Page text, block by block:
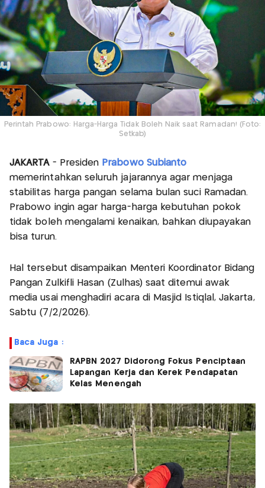
Perintah Prabowo: Harga-Harga Tidak Boleh Naik saat Ramadan! (Foto:
Setkab)
JAKARTA- Presiden Prabowo Subianto
memerintahkan seluruh jajarannya agar menjaga
stabilitas harga pangan selama bulan suci Ramadan.
Prabowo ingin agar harga-harga kebutuhan pokok
tidak boleh mengalami kenaikan, bahkan diupayakan
bisa turun.
Hal tersebut disampaikan Menteri Koordinator Bidang
Pangan Zulkifli Hasan (Zulhas) saat ditemui awak
media usai menghadiri acara di Masjid Istiqlal, Jakarta,
Sabtu (7/2/2026).
Baca Juga :
RAPBN 2027 Didorong Fokus Penciptaan
Lapangan Kerja dan Kerek Pendapatan
Kelas Menengah